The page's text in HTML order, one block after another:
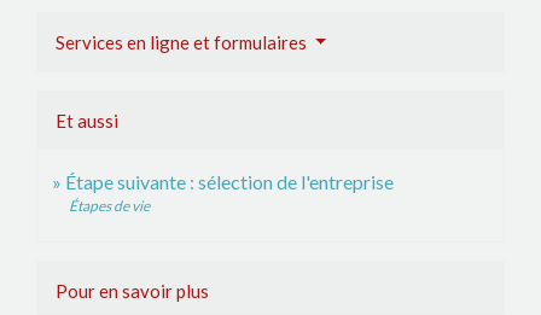
Services en ligne et formulaires
Et aussi
Étape suivante : sélection de l'entreprise
Étapes de vie
Pour en savoir plus